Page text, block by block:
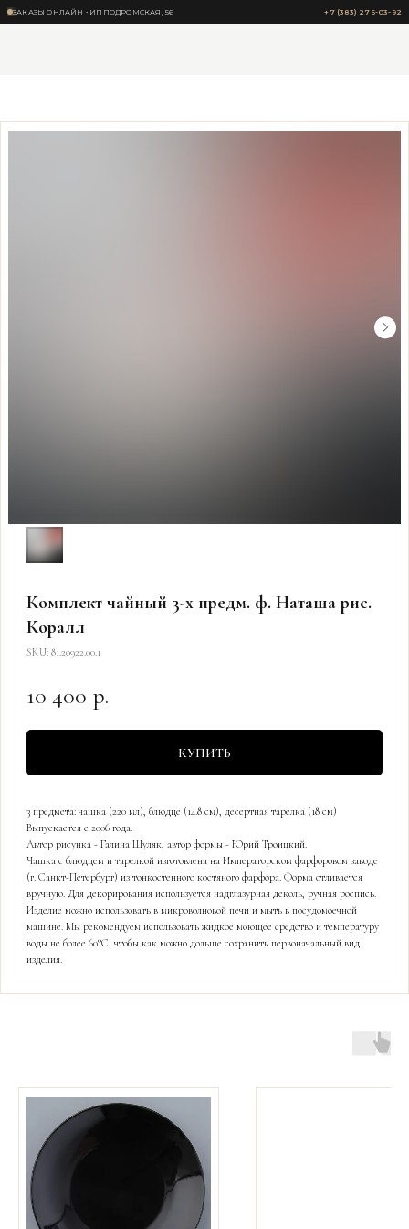
ЗАКАЗЫ ОНЛАЙН • ИППОДРОМСКАЯ, 56 +7 (383) 276-03-92
Комплект чайный 3-х предм. ф. Наташа рис.
Коралл
SKU: 81.20922.00.1
10 400 р.
КУПИТЬ
3 предмета: чашка (220 мл), блюдце (14.8 см), десертная тарелка (18 см)
Выпускается с 2006 года.
Автор рисунка - Галина Шуляк, автор формы - Юрий Троицкий.
Чашка с блюдцем и тарелкой изготовлена на Императорском фарфоровом заводе
(г. Санкт-Петербург) из тонкостенного костяного фарфора. Форма отливается
вручную. Для декорирования используется надглазурная деколь, ручная роспись.
Изделие можно использовать в микроволновой печи и мыть в посудомоечной
машине. Мы рекомендуем использовать жидкое моющее средство и температуру
воды не более 60°С, чтобы как можно дольше сохранить первоначальный вид
изделия.